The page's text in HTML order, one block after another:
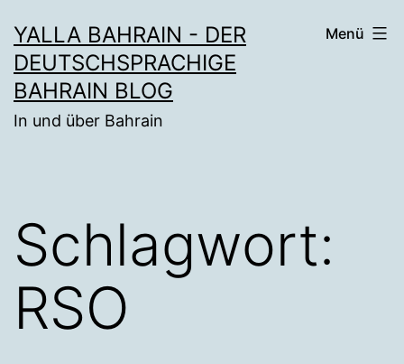
Inhalt
springen
YALLA BAHRAIN - DER
DEUTSCHSPRACHIGE
BAHRAIN BLOG
In und über Bahrain
Menü
Schlagwort:
RSO